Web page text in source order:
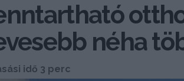
néha
idő 3 perc